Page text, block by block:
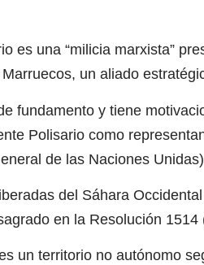
es una “milicia marxista”
un aliado
fundamento y tiene
Polisario como
de las Naciones
del Sáhara
en la Resolución
un territorio no autónomo